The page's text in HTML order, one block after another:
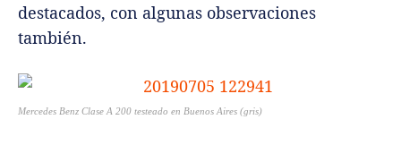
destacados, con algunas observaciones
también.
Mercedes Benz Clase A 200 testeado en Buenos Aires (gris)